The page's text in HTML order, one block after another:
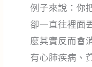
例子來說：你
卻一直往裡面
麼其實反而會
有心肺疾病、